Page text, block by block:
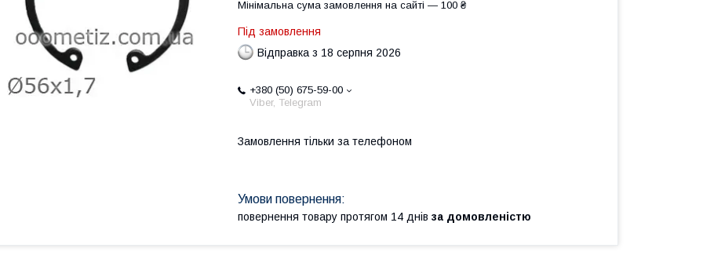
Мінімальна сума замовлення на сайті — 100 ₴
Під замовлення
Відправка з 18 серпня 2026
+380 (50) 675-59-00
Viber, Telegram
Замовлення тільки за телефоном
повернення товару протягом 14 днів за домовленістю